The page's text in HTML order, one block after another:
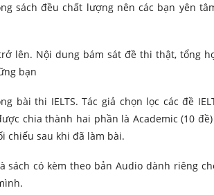
sách đều chất lượng nên các bạn yên
lên. Nội dung bám sát đề thi thật, tổng
bạn
bài thi IELTS. Tác giả chọn lọc các đề
chia thành hai phần là Academic (10 đề)
chiếu sau khi đã làm bài.
có kèm theo bản Audio dành riêng